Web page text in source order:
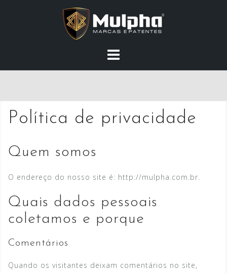
Política de privacidade
Quem somos
O endereço do nosso site é: http://mulpha.com.br.
Quais dados pessoais
coletamos e porque
Comentários
Quando os visitantes deixam comentários no site,